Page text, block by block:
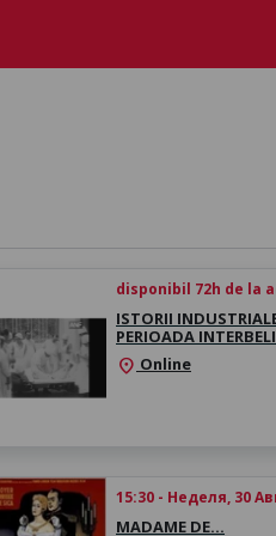
biletului disponibil 72h de la
ISTORII
PERIOADA
location_on Online
15:30 - Неделя, 30
MADAME DE…